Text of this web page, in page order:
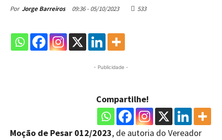
Por Jorge Barreiros 09:36 - 05/10/2023 533
- Publicidade -
Compartilhe!
Moção de Pesar 012/2023, de autoria do Vereador